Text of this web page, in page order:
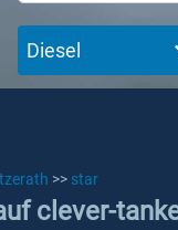
Diesel
>> star
clever-